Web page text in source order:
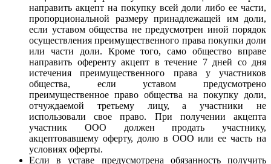
направить акцепт на покупку всей доли либо ее части,
пропорциональной размеру принадлежащей им доли,
если уставом общества не предусмотрен иной порядок
осуществления преимущественного права покупки доли
или части доли. Кроме того, само общество вправе
направить оференту акцепт в течение 7 дней со дня
истечения преимущественного права у участников
общества, если уставом предусмотрено
преимущественное право общества на покупку доли,
отчуждаемой третьему лицу, а участники не
использовали свое право. При получении акцепта
участник ООО должен продать участнику,
акцептовавшему оферту, долю в ООО или ее часть на
условиях оферты.
Если в уставе предусмотрена обязанность получить